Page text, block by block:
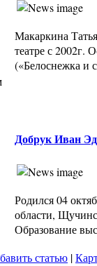
Макаркина
театре с 2002г.
(«Белоснежка и
Добрук Иван
Родился 04
области,
Образование
статью |